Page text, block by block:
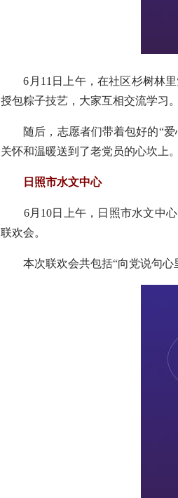
6月11日上午，在社区杉树林里
授包粽子技艺，大家互相交流学习。
随后，志愿者们带着包好的“爱
关怀和温暖送到了老党员的心坎上。
日照市水文中心
6月10日上午，日照市水文中心
联欢会。
本次联欢会共包括“向党说句心